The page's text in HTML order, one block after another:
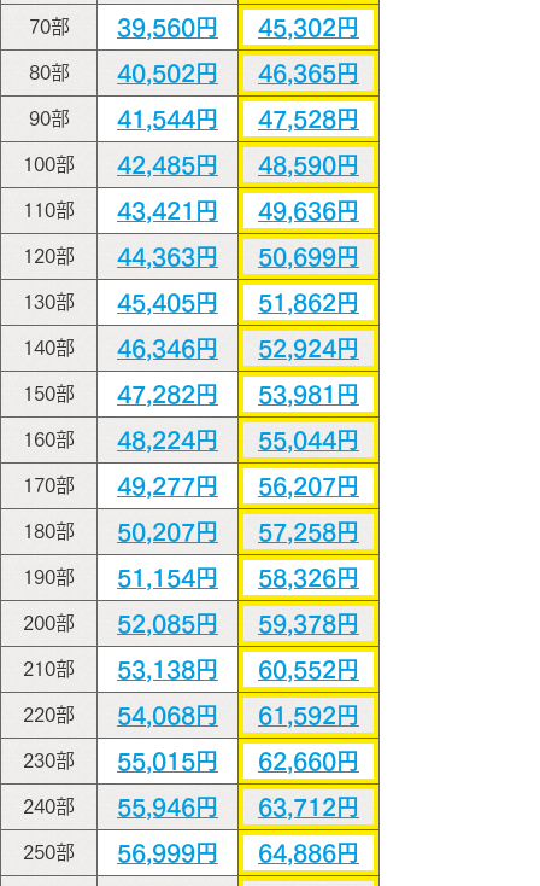
70部 39,560円 45,302円
80部 40,502円 46,365円
90部 41,544円 47,528円
100部 42,485円 48,590円
110部 43,421円 49,636円
120部 44,363円 50,699円
130部 45,405円 51,862円
140部 46,346円 52,924円
150部 47,282円 53,981円
160部 48,224円 55,044円
170部 49,277円 56,207円
180部 50,207円 57,258円
190部 51,154円 58,326円
200部 52,085円 59,378円
210部 53,138円 60,552円
220部 54,068円 61,592円
230部 55,015円 62,660円
240部 55,946円 63,712円
250部 56,999円 64,886円